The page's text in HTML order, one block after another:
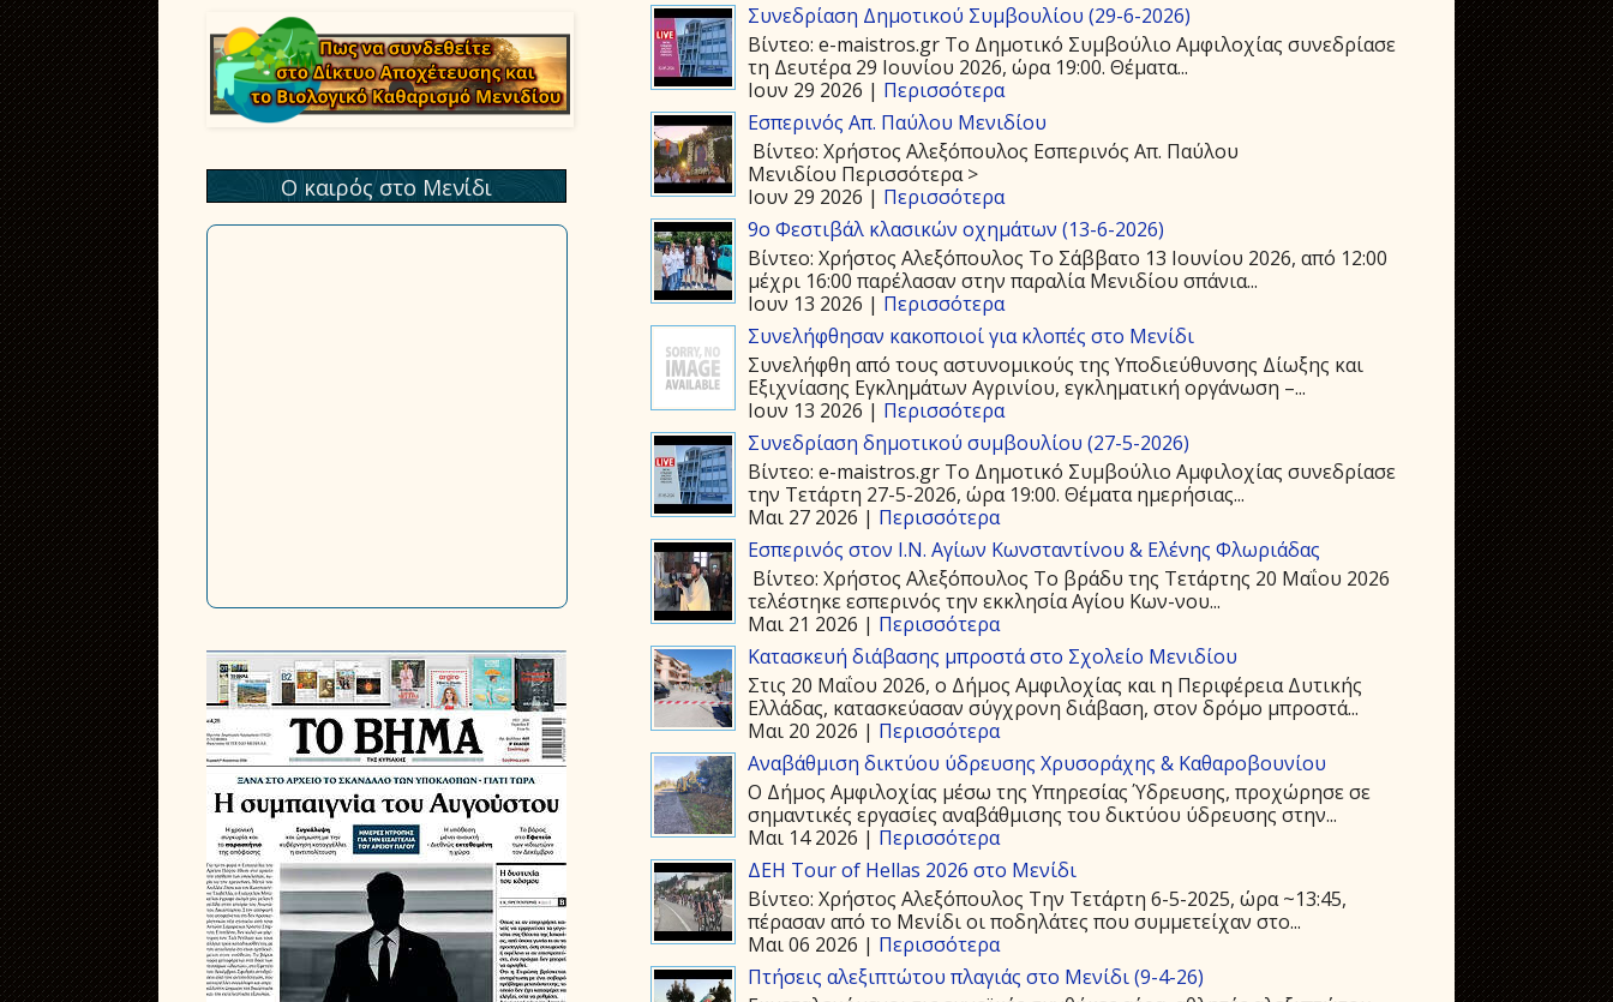
Συνεδρίαση Δημοτικού Συμβουλίου (29-6-2026)
Βίντεο: e-maistros.gr Το Δημοτικό Συμβούλιο Αμφιλοχίας συνεδρίασε
τη Δευτέρα 29 Ιουνίου 2026, ώρα 19:00. Θέματα...
Ιουν 29 2026 | Περισσότερα
Εσπερινός Απ. Παύλου Μενιδίου
Βίντεο: Χρήστος Αλεξόπουλος Εσπερινός Απ. Παύλου
Μενιδίου Περισσότερα >
Ιουν 29 2026 | Περισσότερα
9ο Φεστιβάλ κλασικών οχημάτων (13-6-2026)
Βίντεο: Χρήστος Αλεξόπουλος Το Σάββατο 13 Ιουνίου 2026, από 12:00
μέχρι 16:00 παρέλασαν στην παραλία Μενιδίου σπάνια...
Ιουν 13 2026 | Περισσότερα
Συνελήφθησαν κακοποιοί για κλοπές στο Μενίδι
Συνελήφθη από τους αστυνομικούς της Υποδιεύθυνσης Δίωξης και
Εξιχνίασης Εγκλημάτων Αγρινίου, εγκληματική οργάνωση –...
Ιουν 13 2026 | Περισσότερα
Συνεδρίαση δημοτικού συμβουλίου (27-5-2026)
Βίντεο: e-maistros.gr Το Δημοτικό Συμβούλιο Αμφιλοχίας συνεδρίασε
την Τετάρτη 27-5-2026, ώρα 19:00. Θέματα ημερήσιας...
Μαι 27 2026 | Περισσότερα
Εσπερινός στον Ι.Ν. Αγίων Κωνσταντίνου & Ελένης Φλωριάδας
Βίντεο: Χρήστος Αλεξόπουλος Το βράδυ της Τετάρτης 20 Μαΐου 2026
τελέστηκε εσπερινός την εκκλησία Αγίου Kων-νου...
Μαι 21 2026 | Περισσότερα
Κατασκευή διάβασης μπροστά στο Σχολείο Μενιδίου
Στις 20 Μαΐου 2026, ο Δήμος Αμφιλοχίας και η Περιφέρεια Δυτικής
Ελλάδας, κατασκεύασαν σύγχρονη διάβαση, στον δρόμο μπροστά...
Μαι 20 2026 | Περισσότερα
Αναβάθμιση δικτύου ύδρευσης Χρυσοράχης & Καθαροβουνίου
Ο Δήμος Αμφιλοχίας μέσω της Υπηρεσίας Ύδρευσης, προχώρησε σε
σημαντικές εργασίες αναβάθμισης του δικτύου ύδρευσης στην...
Μαι 14 2026 | Περισσότερα
ΔΕΗ Tour of Hellas 2026 στο Μενίδι
Βίντεο: Χρήστος Αλεξόπουλος Την Τετάρτη 6-5-2025, ώρα ~13:45,
πέρασαν από το Μενίδι οι ποδηλάτες που συμμετείχαν στο...
Μαι 06 2026 | Περισσότερα
Πτήσεις αλεξιπτώτου πλαγιάς στο Μενίδι (9-4-26)
Ο καιρός στο Μενίδι